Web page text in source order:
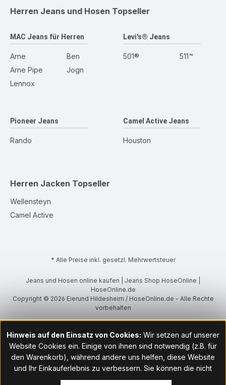
Herren Jeans und Hosen Topseller
MAC Jeans für Herren
Arne
Arne Pipe
Lennox
Ben
Jogn
Levi's® Jeans
501® 511™
Pioneer Jeans
Rando
Camel Active Jeans
Houston
Herren Jacken Topseller
Wellensteyn
Camel Active
* Alle Preise inkl. gesetzl. Mehrwertsteuer
Jeans und Hosen online kaufen | Jeans Shop HoseOnline |
HoseOnline.de
Copyright © 2026 Eierund Hildesheim / HoseOnline.de - Alle Rechte
vorbehalten
Hinweis auf den Einsatz von Cookies: Wir setzen auf unserer
Website Cookies ein. Einige von ihnen sind notwendig (z.B. für
den Warenkorb), während andere uns helfen, diese Website
und Ihr Einkauferlebnis zu verbessern. Sie können die nicht
notwendigen Cookies mit Klick auf „OK“ akzeptieren oder per